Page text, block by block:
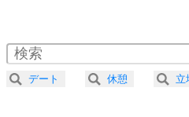
4 器の大きい人
2.0倍速 （302KB 1分17
2.5倍速 （242KB 1分1秒
3.0倍速 （202KB 51秒）
デート 休憩 立